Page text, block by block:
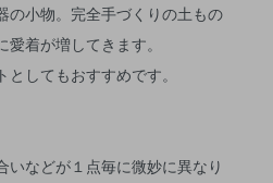
の小物。完全手づくりの土もの
着が増してきます。
してもおすすめです。
などが１点毎に微妙に異なり